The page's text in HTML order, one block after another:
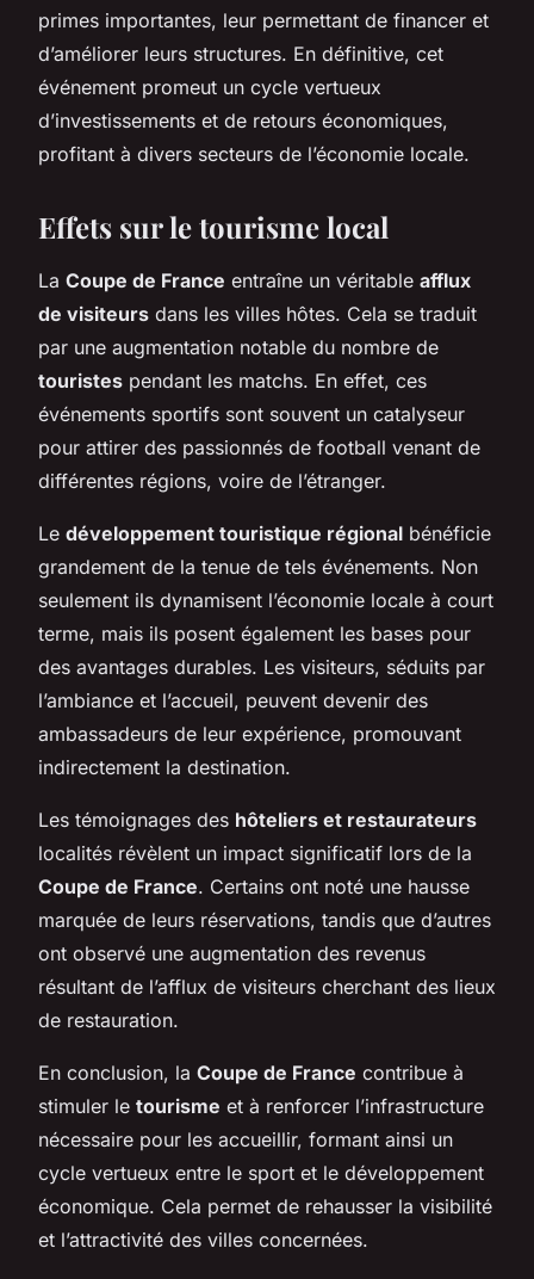
primes importantes, leur permettant de financer et
d’améliorer leurs structures. En définitive, cet
événement promeut un cycle vertueux
d’investissements et de retours économiques,
profitant à divers secteurs de l’économie locale.
Effets sur le tourisme local
La Coupe de France entraîne un véritable afflux
de visiteurs dans les villes hôtes. Cela se traduit
par une augmentation notable du nombre de
touristes pendant les matchs. En effet, ces
événements sportifs sont souvent un catalyseur
pour attirer des passionnés de football venant de
différentes régions, voire de l’étranger.
Le développement touristique régional bénéficie
grandement de la tenue de tels événements. Non
seulement ils dynamisent l’économie locale à court
terme, mais ils posent également les bases pour
des avantages durables. Les visiteurs, séduits par
l’ambiance et l’accueil, peuvent devenir des
ambassadeurs de leur expérience, promouvant
indirectement la destination.
Les témoignages des hôteliers et restaurateurs
localités révèlent un impact significatif lors de la
Coupe de France. Certains ont noté une hausse
marquée de leurs réservations, tandis que d’autres
ont observé une augmentation des revenus
résultant de l’afflux de visiteurs cherchant des lieux
de restauration.
En conclusion, la Coupe de France contribue à
stimuler le tourisme et à renforcer l’infrastructure
nécessaire pour les accueillir, formant ainsi un
cycle vertueux entre le sport et le développement
économique. Cela permet de rehausser la visibilité
et l’attractivité des villes concernées.